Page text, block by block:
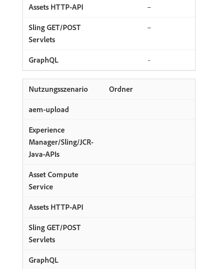
–
–
-
Ordner